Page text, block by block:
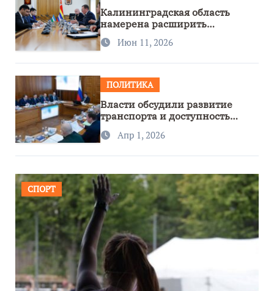
Калининградская область
намерена расширить
сотрудничество с Узбекистаном
Июн 11, 2026
ПОЛИТИКА
Власти обсудили развитие
транспорта и доступность
региона
Апр 1, 2026
СПОРТ